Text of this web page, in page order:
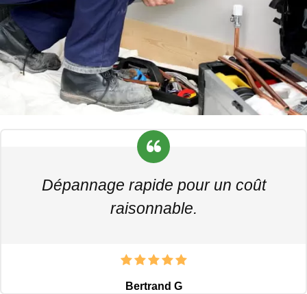
Dépannage rapide pour un coût
raisonnable.
Bertrand G